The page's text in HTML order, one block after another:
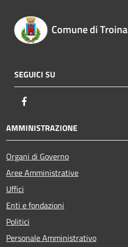
Comune di Troina
SEGUICI SU
AMMINISTRAZIONE
Organi di Governo
Aree Amministrative
Uffici
Enti e fondazioni
Politici
Personale Amministrativo